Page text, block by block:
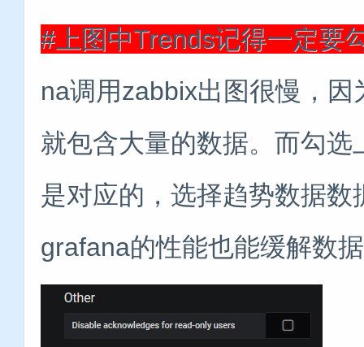
#上图中Trends记得一定要
na调用zabbix出图很慢，
就包含大量的数据。而勾
是对应的，选择趋势数据
grafana的性能也能缓解数